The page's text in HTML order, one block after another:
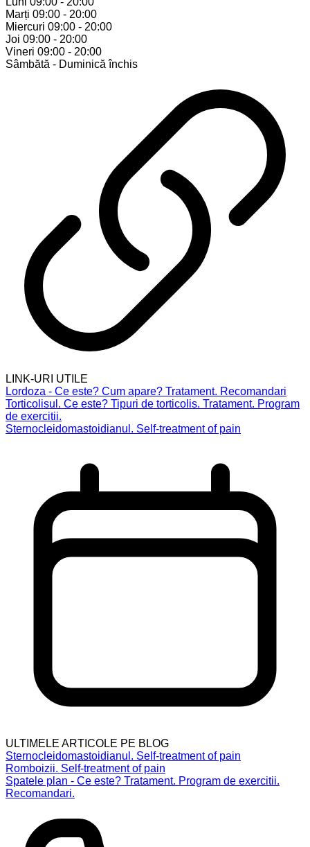
Marți 09:00 - 20:00
Miercuri 09:00 - 20:00
Joi 09:00 - 20:00
Vineri 09:00 - 20:00
Sâmbătă - Duminică închis
LINK-URI UTILE
Lordoza - Ce este? Cum apare? Tratament. Recomandari
Torticolisul. Ce este? Tipuri de torticolis. Tratament. Program
de exercitii.
Sternocleidomastoidianul. Self-treatment of pain
ULTIMELE ARTICOLE PE BLOG
Sternocleidomastoidianul. Self-treatment of pain
Romboizii. Self-treatment of pain
Spatele plan - Ce este? Tratament. Program de exercitii.
Recomandari.